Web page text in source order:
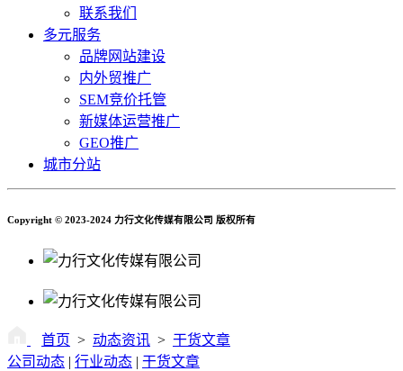
联系我们
多元服务
品牌网站建设
内外贸推广
SEM竞价托管
新媒体运营推广
GEO推广
城市分站
Copyright © 2023-2024 力行文化传媒有限公司 版权所有
首页 > 动态资讯 > 干货文章
公司动态 | 行业动态 | 干货文章